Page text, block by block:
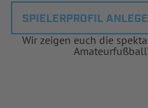
SPIELERPROFIL
Wir zeigen euch die